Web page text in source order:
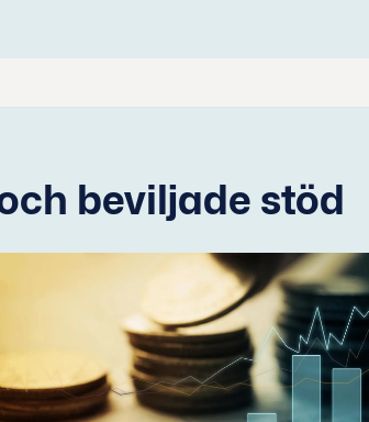
beviljade stöd